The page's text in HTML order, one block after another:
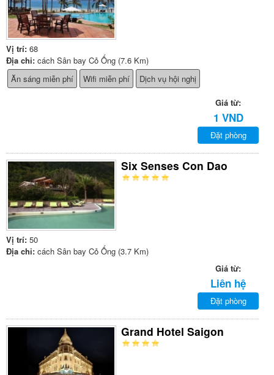
Vị trí: 68
Địa chỉ: cách Sân bay Cỏ Ống (7.6 Km)
Ăn sáng miễn phí
Wifi miễn phí Dịch vụ hội nghị
Giá từ:
1 VND
Đặt phòng
Six Senses Con Dao
Vị trí: 50
Địa chỉ: cách Sân bay Cỏ Ống (3.7 Km)
Giá từ:
Liên hệ
Đặt phòng
Grand Hotel Saigon